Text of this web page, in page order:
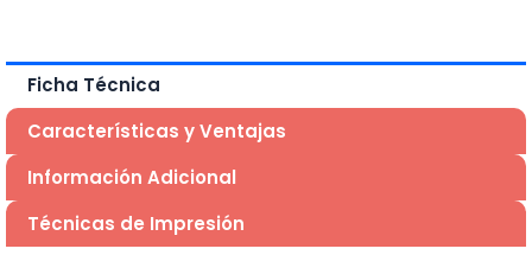
Ficha Técnica
Características y Ventajas
Información Adicional
Técnicas de Impresión